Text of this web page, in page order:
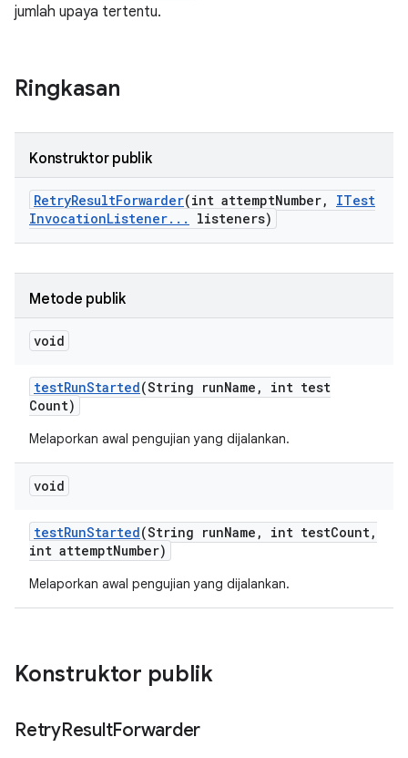
jumlah upaya tertentu.
Ringkasan
Konstruktor publik
RetryResultForwarder(int attemptNumber,
ITest
InvocationListener. . . listeners)
Metode publik
void
testRunStarted(String runName ,
int test
Count)
Melaporkan awal pengujian yang dijalankan.
void
testRunStarted(String runName , int testCount,
int attemptNumber)
Melaporkan awal pengujian yang dijalankan.
Konstruktor publik
RetryResultForwarder